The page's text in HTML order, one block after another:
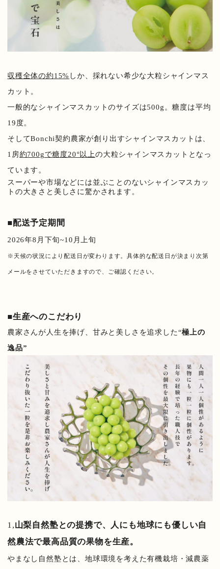
収穫全体の約15% しか、採れない希少な大粒シャインマス
カット。
一般的なシャインマスカットのサイズは500g。糖度は平均
19度。
そしてBonchi契約農家が創り出すシャインマスカットは、
1房約700gで糖度20°以上の大粒シャインマスカットとなっ
ています。
スーパーや市場などには並ぶことのないシャインマスカッ
トの大きさと美しさに驚かされます。
■配送予定期間
2026年8月下旬~10月上旬
※天候の状況により配送日が変わります。具体的な配送日が決まり次第
メールをさせていただきますので、ご確認ください。
■生産へのこだわり
農家さんが人生を捧げ、甘みと美しさを追求した“極上の
逸品”
1,山梨自然塾との提携で、人にも地球にも優しい自
然農法で最高品質の果物を生産。
やまなし自然塾とは、地球環境を考えた有機栽培・減農薬